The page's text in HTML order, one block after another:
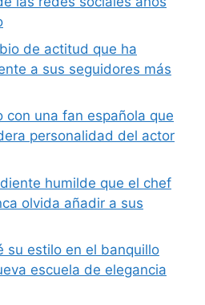
de actitud que ha
a sus seguidores más
con una fan española que
personalidad del actor
humilde que el chef
olvida añadir a sus
su estilo en el banquillo
escuela de elegancia